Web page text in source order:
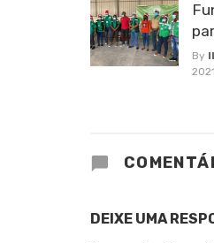
By
2021
DEIXE UMA